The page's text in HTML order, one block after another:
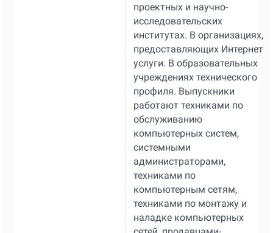
проектных и научно-
исследовательских
институтах. В организациях,
предоставляющих Интернет
услуги. В образовательных
учреждениях технического
профиля. Выпускники
работают техниками по
обслуживанию
компьютерных систем,
системными
администраторами,
техниками по
компьютерным сетям,
техниками по монтажу и
наладке компьютерных